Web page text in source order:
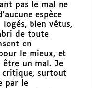
pas le mal ne
espèce
bien vêtus,
de toute
en
le mieux, et
un mal. Je
critique, surtout
par le